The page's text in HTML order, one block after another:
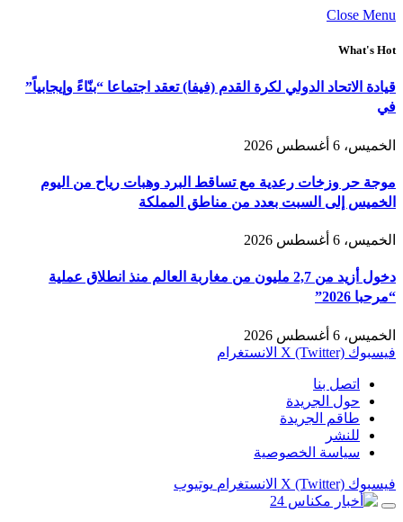
Close Menu
What's Hot
قيادة الاتحاد الدولي لكرة القدم (فيفا) تعقد اجتماعا “بنّاءً وإيجابياً”
في
الخميس، 6 أغسطس 2026
موجة حر وزخات رعدية مع تساقط البرد وهبات رياح من اليوم
الخميس إلى السبت بعدد من مناطق المملكة
الخميس، 6 أغسطس 2026
دخول أزيد من 2,7 مليون من مغاربة العالم منذ انطلاق عملية
“مرحبا 2026”
الخميس، 6 أغسطس 2026
فيسبوك X (Twitter) الانستغرام
اتصل بنا
حول الجريدة
طاقم الجريدة
للنشر
سياسة الخصوصية
فيسبوك X (Twitter) الانستغرام يوتيوب